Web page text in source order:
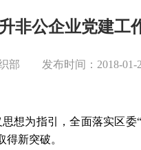
非公企业党建工
部 发布时间：2018-01-
想为指引，全面落实区委
新突破。